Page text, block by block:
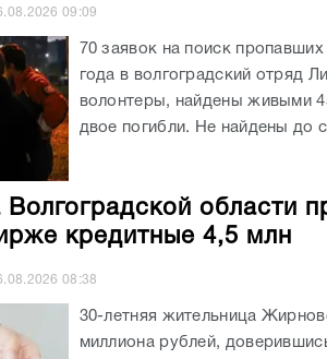
09:09
70 заявок на поиск
года в волгоградский отряд
волонтеры, найдены живыми
двое погибли. Не найдены до
области
кредитные 4,5 млн
08:38
30-летняя жительница
миллиона рублей,